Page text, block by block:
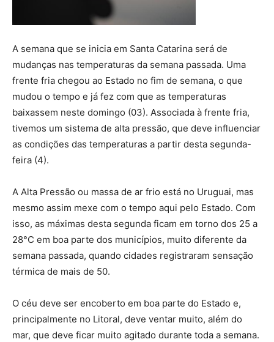
A semana que se inicia em Santa Catarina será de
mudanças nas temperaturas da semana passada. Uma
frente fria chegou ao Estado no fim de semana, o que
mudou o tempo e já fez com que as temperaturas
baixassem neste domingo (03). Associada à frente fria,
tivemos um sistema de alta pressão, que deve influenciar
as condições das temperaturas a partir desta segunda-
feira (4).
A Alta Pressão ou massa de ar frio está no Uruguai, mas
mesmo assim mexe com o tempo aqui pelo Estado. Com
isso, as máximas desta segunda ficam em torno dos 25 a
28°C em boa parte dos municípios, muito diferente da
semana passada, quando cidades registraram sensação
térmica de mais de 50.
O céu deve ser encoberto em boa parte do Estado e,
principalmente no Litoral, deve ventar muito, além do
mar, que deve ficar muito agitado durante toda a semana.